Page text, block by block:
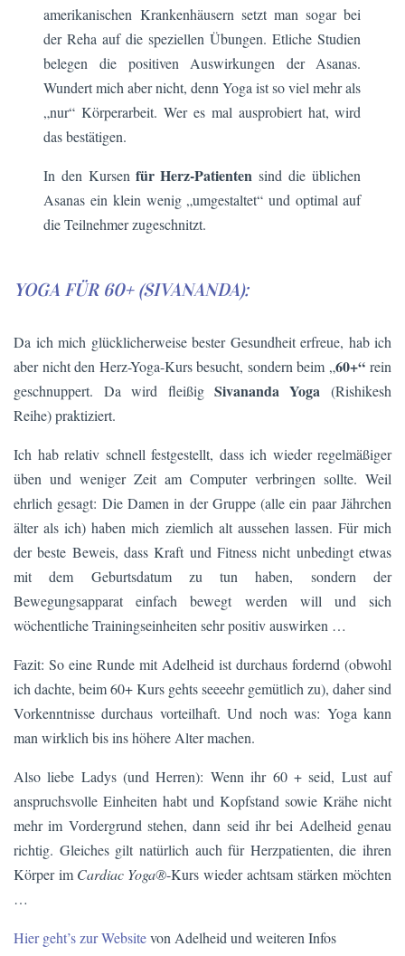
amerikanischen Krankenhäusern setzt man sogar bei
der Reha auf die speziellen Übungen. Etliche Studien
belegen die positiven Auswirkungen der Asanas.
Wundert mich aber nicht, denn Yoga ist so viel mehr als
„nur“ Körperarbeit. Wer es mal ausprobiert hat, wird
das bestätigen.
In den Kursenfür Herz-Patienten sind die üblichen
Asanas ein klein wenig „umgestaltet“ und optimal auf
die Teilnehmer zugeschnitzt.
YOGA FÜR 60+ (SIVANANDA):
Da ich mich glücklicherweise bester Gesundheit erfreue, hab ich
aber nicht den Herz-Yoga-Kurs besucht, sondern beim „60+“ rein
geschnuppert. Da wird fleißig Sivananda Yoga (Rishikesh
Reihe) praktiziert.
Ich hab relativ schnell festgestellt, dass ich wieder regelmäßiger
üben und weniger Zeit am Computer verbringen sollte. Weil
ehrlich gesagt: Die Damen in der Gruppe (alle ein paar Jährchen
älter als ich) haben mich ziemlich alt aussehen lassen. Für mich
der beste Beweis, dass Kraft und Fitness nicht unbedingt etwas
mit dem Geburtsdatum zu tun haben, sondern der
Bewegungsapparat einfach bewegt werden will und sich
wöchentliche Trainingseinheiten sehr positiv auswirken …
Fazit: So eine Runde mit Adelheid ist durchaus fordernd (obwohl
ich dachte, beim 60+ Kurs gehts seeeehr gemütlich zu), daher sind
Vorkenntnisse durchaus vorteilhaft. Und noch was: Yoga kann
man wirklich bis ins höhere Alter machen.
Also liebe Ladys (und Herren): Wenn ihr 60 + seid, Lust auf
anspruchsvolle Einheiten habt und Kopfstand sowie Krähe nicht
mehr im Vordergrund stehen, dann seid ihr bei Adelheid genau
richtig. Gleiches gilt natürlich auch für Herzpatienten, die ihren
Körper im Cardiac Yoga®-Kurs wieder achtsam stärken möchten
…
Hier geht’s zur Websitevon Adelheid und weiteren Infos